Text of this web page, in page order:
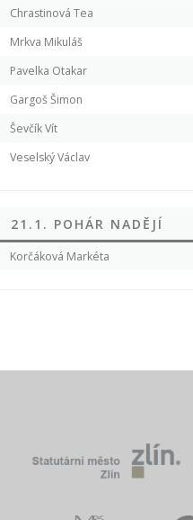
Chrastinová Tea
Mrkva Mikuláš
Pavelka Otakar
Gargoš Šimon
Ševčík Vít
Veselský Václav
21.1. POHÁR NADĚJÍ
Korčáková Markéta